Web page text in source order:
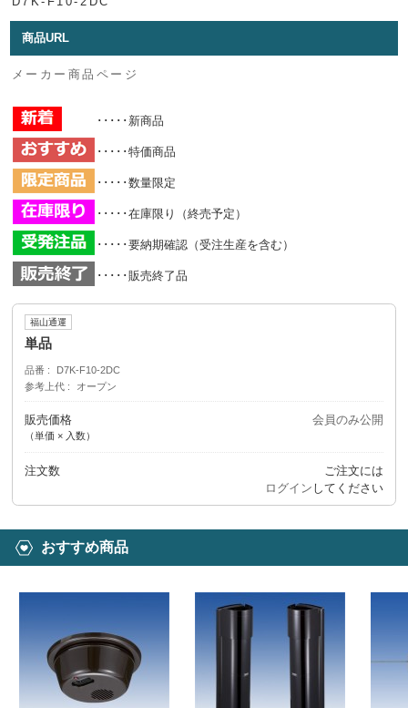
商品URL
メーカー商品ページ
･････新商品
･････特価商品
･････数量限定
･････在庫限り（終売予定）
･････要納期確認（受注生産を含む）
･････販売終了品
福山通運
単品
品番
D7K-F10-2DC
参考上代
オープン
販売価格
（単価 × 入数）
会員のみ公開
注文数
ご注文には
ログイン してください
おすすめ商品